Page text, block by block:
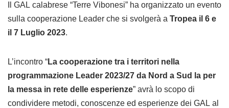
GAL calabrese “Terre Vibonesi” ha organizzato un evento
sulla cooperazione Leader che si svolgerà a Tropea il 6 e
il 7 Luglio 2023.
L’incontro “La cooperazione tra i territori nella
programmazione Leader 2023/27 da Nord a Sud la per
la messa in rete delle esperienze” avrà lo scopo di
condividere metodi, conoscenze ed esperienze dei GAL al